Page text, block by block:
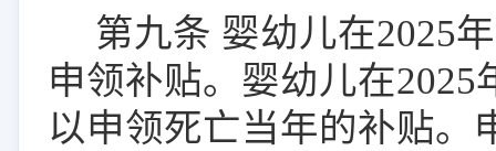
第九条 婴幼儿在2025年
申领补贴。婴幼儿在2025
以申领死亡当年的补贴。